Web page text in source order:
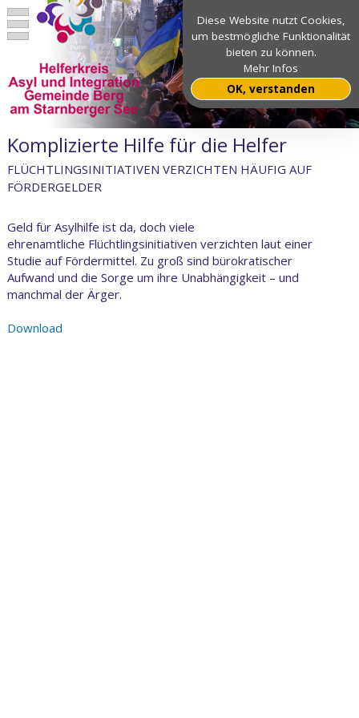
Komplizierte Hilfe für die Helfer
FLÜCHTLINGSINITIATIVEN VERZICHTEN HÄUFIG AUF
FÖRDERGELDER
Geld für Asylhilfe ist da, doch viele
ehrenamtliche Flüchtlingsinitiativen verzichten laut einer
Studie auf Fördermittel. Zu groß sind bürokratischer
Aufwand und die Sorge um ihre Unabhängigkeit – und
manchmal der Ärger.
Download
Diese Website nutzt Cookies,
um bestmögliche Funktionalität
bieten zu können.
Mehr Infos
OK, verstanden